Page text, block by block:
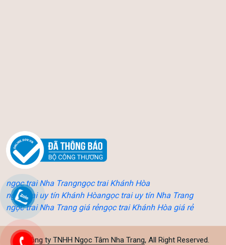
ngọc trai Nha Trangngọc trai Khánh Hòa
ngọc trai uy tín Khánh Hòangọc trai uy tín Nha Trang
ngọc trai Nha Trang giá rẻngọc trai Khánh Hòa giá rẻ
© Công ty TNHH Ngọc Tâm Nha Trang, All Right Reserved.